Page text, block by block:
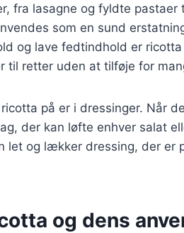
fra lasagne og fyldte pastaer
som en sund
og lave fedtindhold er ricotta
til retter uden at tilføje for
på er i dressinger. Når
der kan løfte enhver salat
let og lækker dressing, der er
og dens